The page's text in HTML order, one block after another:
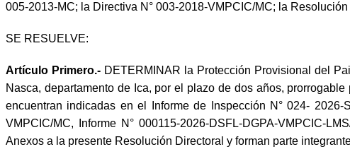
005-2013-MC; la Directiva N° 003-2018-VMPCIC/MC; la
SE RESUELVE:
Artículo Primero.- DETERMINAR la Protección Provisional del
Nasca, departamento de Ica, por el plazo de dos años,
encuentran indicadas en el Informe de Inspección N° 024-
VMPCIC/MC, Informe N° 000115-2026-DSFL-DGPA-VMPCIC-
Anexos a la presente Resolución Directoral y forman parte